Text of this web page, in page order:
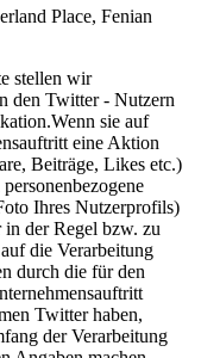
Place, Fenian
stellen wir
den Twitter - Nutzern
sie auf
eine Aktion
Beiträge, Likes etc.)
Ihres Nutzerprofils)
der Regel bzw. zu
die Verarbeitung
durch die für den
Twitter haben,
der Verarbeitung